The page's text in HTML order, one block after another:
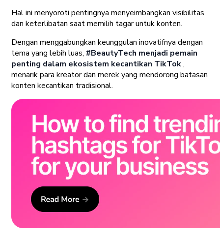
Hal ini menyoroti pentingnya menyeimbangkan visibilitas
dan keterlibatan saat memilih tagar untuk konten.
Dengan menggabungkan keunggulan inovatifnya dengan
tema yang lebih luas, #BeautyTech menjadi pemain
penting dalam ekosistem kecantikan TikTok,
menarik para kreator dan merek yang mendorong batasan
konten kecantikan tradisional.